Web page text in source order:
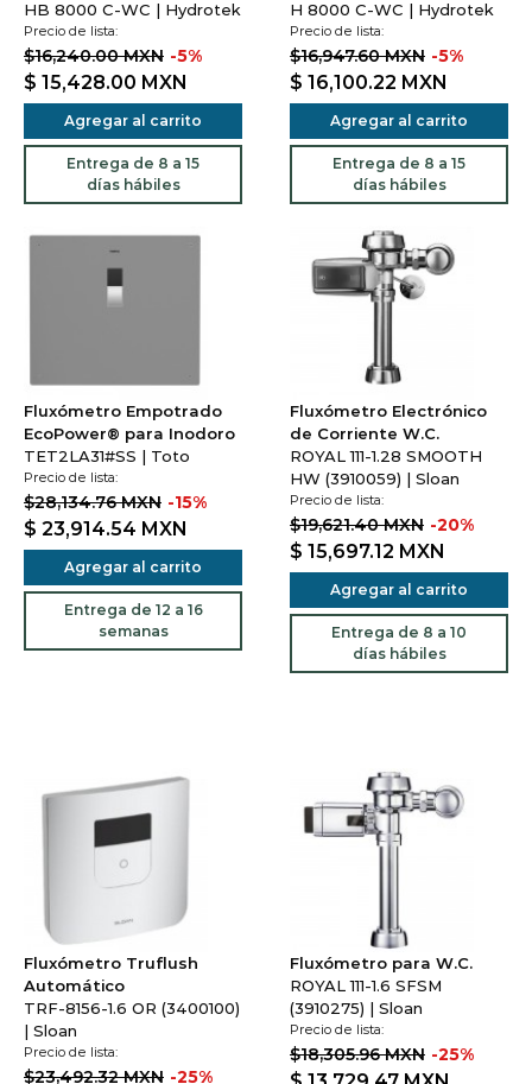
HB 8000 C-WC | Hydrotek
Precio de lista:
$16,240.00 MXN -5%
$ 15,428.00 MXN
Agregar al carrito
Entrega de 8 a 15
días hábiles
H 8000 C-WC | Hydrotek
Precio de lista:
$16,947.60 MXN -5%
$ 16,100.22 MXN
Agregar al carrito
Entrega de 8 a 15
días hábiles
Fluxómetro Empotrado
EcoPower® para Inodoro
TET2LA31#SS | Toto
Precio de lista:
$28,134.76 MXN -15%
$ 23,914.54 MXN
Agregar al carrito
Entrega de 12 a 16
semanas
Fluxómetro Electrónico
de Corriente W.C.
ROYAL 111-1.28 SMOOTH
HW (3910059) | Sloan
Precio de lista:
$19,621.40 MXN -20%
$ 15,697.12 MXN
Agregar al carrito
Entrega de 8 a 10
días hábiles
Fluxómetro Truflush
Automático
TRF-8156-1.6 OR (3400100)
| Sloan
Precio de lista:
$23,492.32 MXN -25%
Fluxómetro para W.C.
ROYAL 111-1.6 SFSM
(3910275) | Sloan
Precio de lista:
$18,305.96 MXN -25%